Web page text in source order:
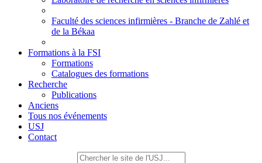
Faculté des sciences infirmières - Branche de Zahlé et
de la Békaa
Formations à la FSI
Formations
Catalogues des formations
Recherche
Publications
Anciens
Tous nos événements
USJ
Contact